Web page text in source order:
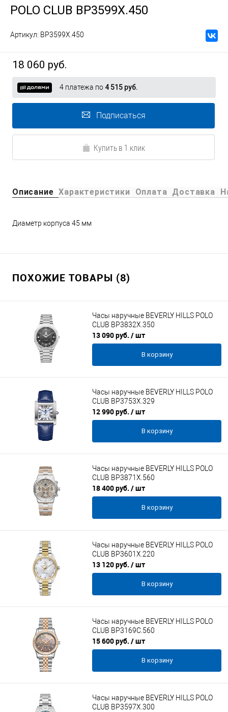
POLO CLUB BP3599X.450
Артикул: BP3599X.450
18 060 руб.
4 платежа по 4 515 руб.
Подписаться
Купить в 1 клик
Описание Характеристики Оплата Доставка
Диаметр корпуса 45 мм
ПОХОЖИЕ ТОВАРЫ (8)
Часы наручные BEVERLY HILLS POLO
CLUB BP3832X.350
13 090 руб. / шт
В корзину
Часы наручные BEVERLY HILLS POLO
CLUB BP3753X.329
12 990 руб. / шт
В корзину
Часы наручные BEVERLY HILLS POLO
CLUB BP3871X.560
18 400 руб. / шт
В корзину
Часы наручные BEVERLY HILLS POLO
CLUB BP3601X.220
13 120 руб. / шт
В корзину
Часы наручные BEVERLY HILLS POLO
CLUB BP3169C.560
15 600 руб. / шт
В корзину
Часы наручные BEVERLY HILLS POLO
CLUB BP3597X.300